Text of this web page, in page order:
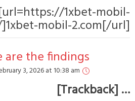
1x lite [url=https://
2.com/]1xbet-mobil-
here are the findings
February 3, 2026 at 10:38 am